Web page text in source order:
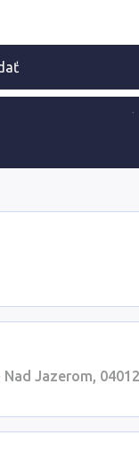
Nad Jazerom, 04012